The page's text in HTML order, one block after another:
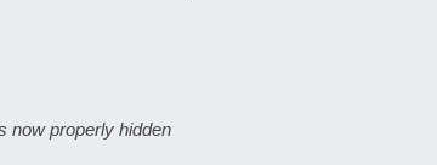
now properly hidden